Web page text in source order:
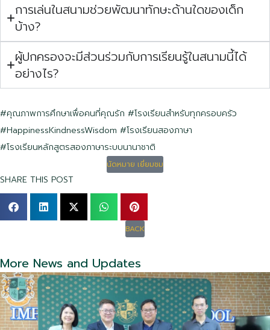
การเล่นในสนามช่วยพัฒนาทักษะด้านใดของเด็ก
บ้าง?
ผู้ปกครองจะมีส่วนร่วมกับการเรียนรู้ในสนามนี้ได้
อย่างไร?
#คุณภาพการศึกษาเพื่อคนที่คุณรัก #โรงเรียนสำหรับทุกครอบครัว
#HappinessKindnessWisdom #โรงเรียนสองภาษา
#โรงเรียนหลักสูตรสองภาษาระบบนานาชาติ
นัดหมาย เยี่ยมชม
SHARE THIS POST
BACK
More News and Updates